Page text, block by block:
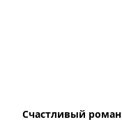
Счастливый роман